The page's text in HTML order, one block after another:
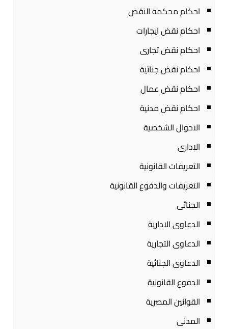
احكام محكمة النقض
احكام نقض ايجارات
احكام نقض تجارى
احكام نقض جنائية
احكام نقض عمال
احكام نقض مدنية
الاحوال الشخصية
الادارى
التعريفات القانونية
التعريفات والدفوع القانونية
الجنائى
الدعاوى الادارية
الدعاوى التجارية
الدعاوى الجنائية
الدفوع القانونية
القوانين المصرية
المدنى